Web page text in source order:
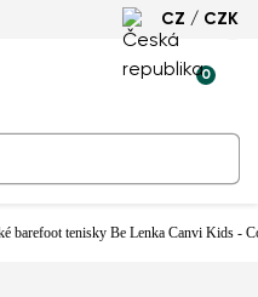
CZ / CZK
0
barefoot tenisky Be Lenka Canvi Kids -